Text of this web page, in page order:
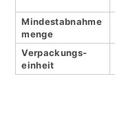
Mindestabnahme
menge
Verpackungs­
einheit